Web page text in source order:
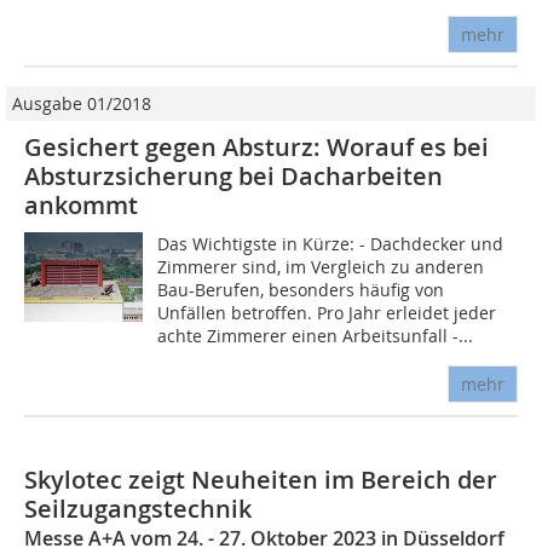
mehr
Ausgabe 01/2018
Gesichert gegen Absturz: Worauf es bei
Absturzsicherung bei Dacharbeiten
ankommt
Das Wichtigste in Kürze: - Dachdecker und
Zimmerer sind, im Vergleich zu anderen
Bau-Berufen, besonders häufig von
Unfällen betroffen. Pro Jahr erleidet jeder
achte Zimmerer einen Arbeitsunfall -...
mehr
Skylotec zeigt Neuheiten im Bereich der
Seilzugangstechnik
Messe A+A vom 24. - 27. Oktober 2023 in Düsseldorf